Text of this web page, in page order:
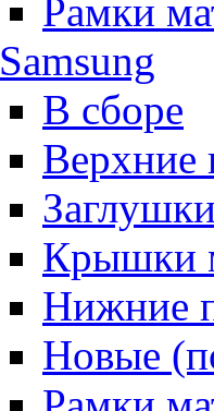
Рамки
Samsung
В сборе
Верхние
Крышки
Нижние
Новые